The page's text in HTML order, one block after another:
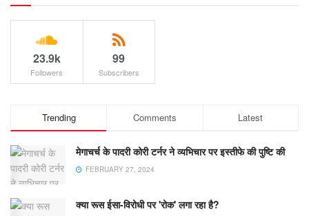
23.9k
Followers
99
Subscribers
Trending Comments Latest
मेगाचर्च के पादरी कोरी टर्नर ने व्यभिचार पर इस्तीफे की पुष्टि की
FEBRUARY 27, 2024
क्या रूस ईसा-विरोधी पर 'रोक' लगा रहा है?